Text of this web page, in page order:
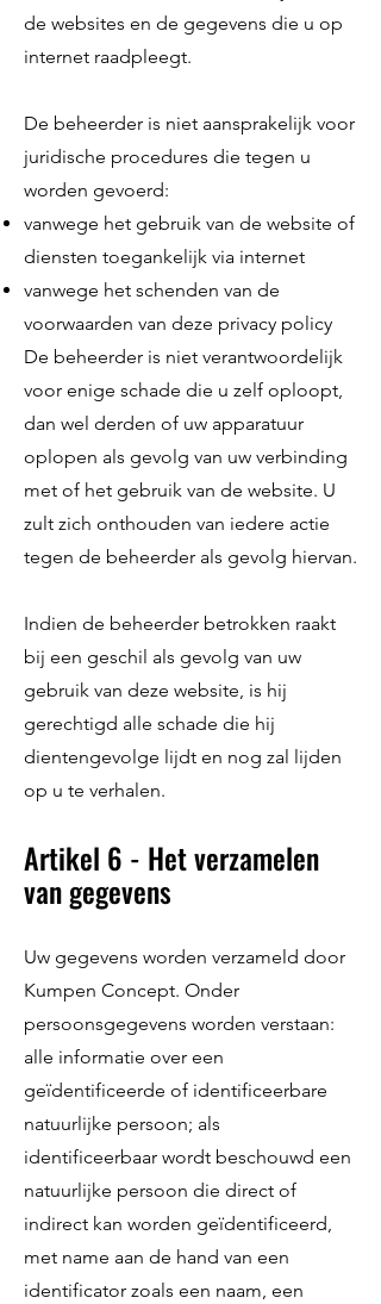
de websites en de gegevens die u op
internet raadpleegt.
De beheerder is niet aansprakelijk voor
juridische procedures die tegen u
worden gevoerd:
vanwege het gebruik van de website of
diensten toegankelijk via internet
vanwege het schenden van de
voorwaarden van deze privacy policy
De beheerder is niet verantwoordelijk
voor enige schade die u zelf oploopt,
dan wel derden of uw apparatuur
oplopen als gevolg van uw verbinding
met of het gebruik van de website. U
zult zich onthouden van iedere actie
tegen de beheerder als gevolg hiervan.
Indien de beheerder betrokken raakt
bij een geschil als gevolg van uw
gebruik van deze website, is hij
gerechtigd alle schade die hij
dientengevolge lijdt en nog zal lijden
op u te verhalen.
Artikel 6 - Het verzamelen
van gegevens
Uw gegevens worden verzameld door
Kumpen Concept. Onder
persoonsgegevens worden verstaan:
alle informatie over een
geïdentificeerde of identificeerbare
natuurlijke persoon; als
identificeerbaar wordt beschouwd een
natuurlijke persoon die direct of
indirect kan worden geïdentificeerd,
met name aan de hand van een
identificator zoals een naam, een